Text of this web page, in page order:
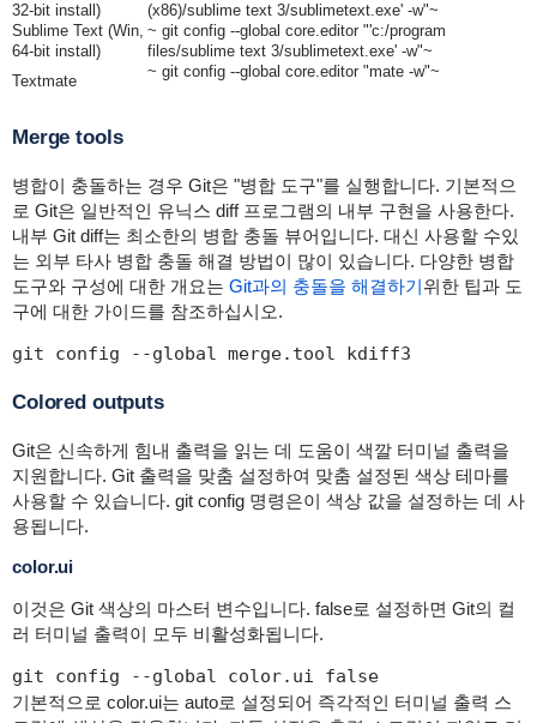
32-bit install)
(x86)/sublime text 3/sublimetext.exe' -w"~
Sublime Text (Win,
64-bit install)
~ git config --global core.editor "'c:/program
files/sublime text 3/sublimetext.exe' -w"~
Textmate
~ git config --global core.editor "mate -w"~
Merge tools
병합이 충돌하는 경우 Git은 "병합 도구"를 실행합니다. 기본적으
로 Git은 일반적인 유닉스 diff 프로그램의 내부 구현을 사용한다.
내부 Git diff는 최소한의 병합 충돌 뷰어입니다. 대신 사용할 수있
는 외부 타사 병합 충돌 해결 방법이 많이 있습니다. 다양한 병합
도구와 구성에 대한 개요는 Git과의 충돌을 해결하기위한 팁과 도
구에 대한 가이드를 참조하십시오.
git config --global merge.tool kdiff3
Colored outputs
Git은 신속하게 힘내 출력을 읽는 데 도움이 색깔 터미널 출력을
지원합니다. Git 출력을 맞춤 설정하여 맞춤 설정된 색상 테마를
사용할 수 있습니다. git config 명령은이 색상 값을 설정하는 데 사
용됩니다.
color.ui
이것은 Git 색상의 마스터 변수입니다. false로 설정하면 Git의 컬
러 터미널 출력이 모두 비활성화됩니다.
git config --global color.ui false
기본적으로 color.ui는 auto로 설정되어 즉각적인 터미널 출력 스